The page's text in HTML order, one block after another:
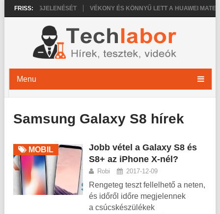
FRISS:
MEGJELENÉSÉT VÉKONY ÉS KÖNNYŰ LETT A HUAWEI MATEPAD
Menu
Samsung Galaxy S8 hírek
MOBIL
Jobb vétel a Galaxy S8 és
S8+ az iPhone X-nél?
Robi 2017-12-09
Rengeteg teszt fellelhető a neten,
és időről időre megjelennek
a csúcskészülékek